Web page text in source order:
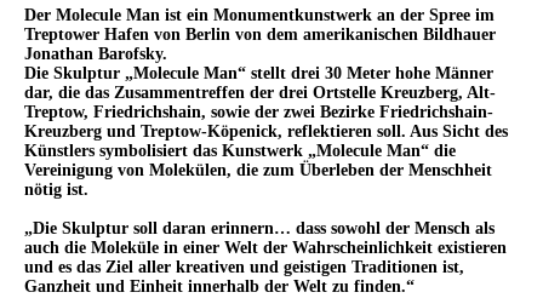
Der Molecule Man ist ein Monumentkunstwerk an der Spree im
Treptower Hafen von Berlin von dem amerikanischen Bildhauer
Jonathan Barofsky.
Die Skulptur „Molecule Man“ stellt drei 30 Meter hohe Männer
dar, die das Zusammentreffen der drei Ortstelle Kreuzberg, Alt-
Treptow, Friedrichshain, sowie der zwei Bezirke Friedrichshain-
Kreuzberg und Treptow-Köpenick, reflektieren soll. Aus Sicht des
Künstlers symbolisiert das Kunstwerk „Molecule Man“ die
Vereinigung von Molekülen, die zum Überleben der Menschheit
nötig ist.
„Die Skulptur soll daran erinnern… dass sowohl der Mensch als
auch die Moleküle in einer Welt der Wahrscheinlichkeit existieren
und es das Ziel aller kreativen und geistigen Traditionen ist,
Ganzheit und Einheit innerhalb der Welt zu finden.“